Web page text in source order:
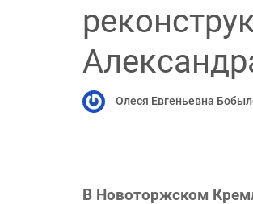
Олеся Евгеньевна
В Новоторжском